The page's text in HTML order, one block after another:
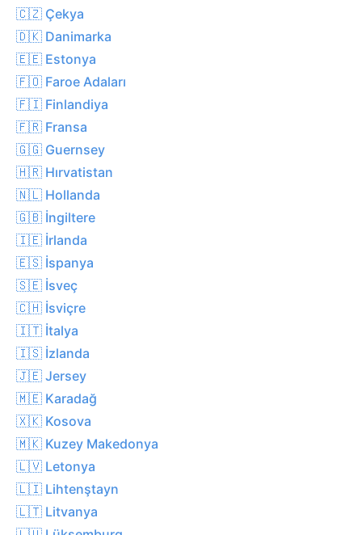
🇨🇿 Çekya
🇩🇰 Danimarka
🇪🇪 Estonya
🇫🇴 Faroe Adaları
🇫🇮 Finlandiya
🇫🇷 Fransa
🇬🇬 Guernsey
🇭🇷 Hırvatistan
🇳🇱 Hollanda
🇬🇧 İngiltere
🇮🇪 İrlanda
🇪🇸 İspanya
🇸🇪 İsveç
🇨🇭 İsviçre
🇮🇹 İtalya
🇮🇸 İzlanda
🇯🇪 Jersey
🇲🇪 Karadağ
🇽🇰 Kosova
🇲🇰 Kuzey Makedonya
🇱🇻 Letonya
🇱🇮 Lihtenştayn
🇱🇹 Litvanya